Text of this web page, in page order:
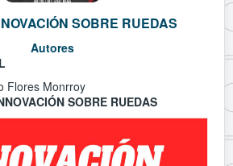
SOBRE RUEDAS
Autores
Flores Monrroy
SOBRE RUEDAS